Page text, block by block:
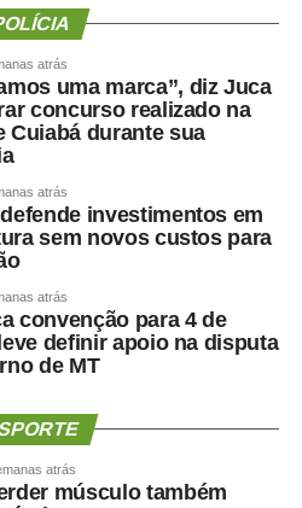
atrás
uma marca”, diz Juca
concurso realizado na
Cuiabá durante sua
atrás
investimentos em
sem novos custos para
atrás
convenção para 4 de
definir apoio na disputa
de MT
atrás
músculo também